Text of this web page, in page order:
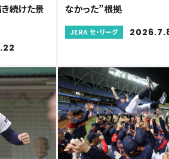
続けた景
なかった”根拠
JERA セ・リーグ